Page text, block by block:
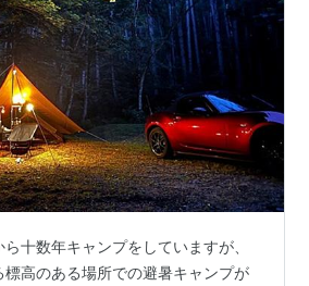
十数年キャンプをしていますが、
標高のある場所での避暑キャンプが